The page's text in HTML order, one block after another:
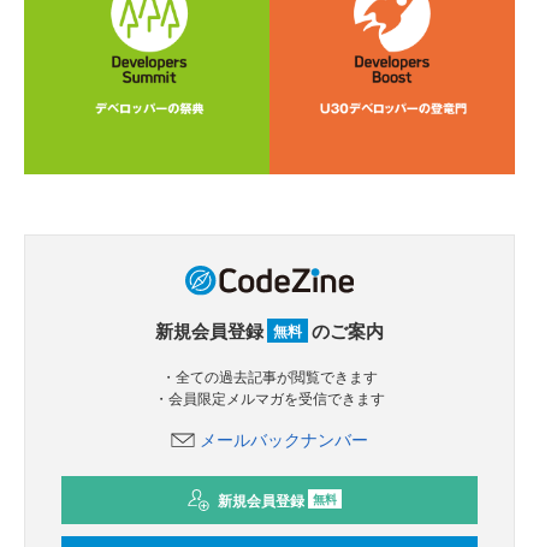
新規会員登録 無料 のご案内
・全ての過去記事が閲覧できます
・会員限定メルマガを受信できます
メールバックナンバー
新規会員登録 無料